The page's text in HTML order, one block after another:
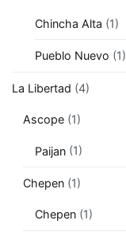
Chincha Alta (1)
Pueblo Nuevo (1)
La Libertad (4)
Ascope (1)
Paijan(1)
Chepen (1)
Chepen(1)